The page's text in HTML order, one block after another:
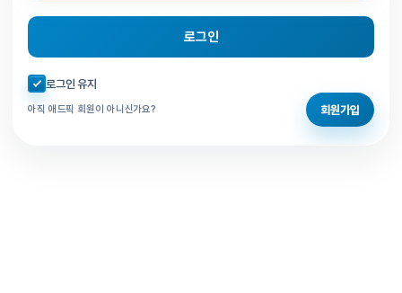
로그인
자동로그인 체크
로그인 유지
아직 애드픽 회원이 아니신가요? 회원가입